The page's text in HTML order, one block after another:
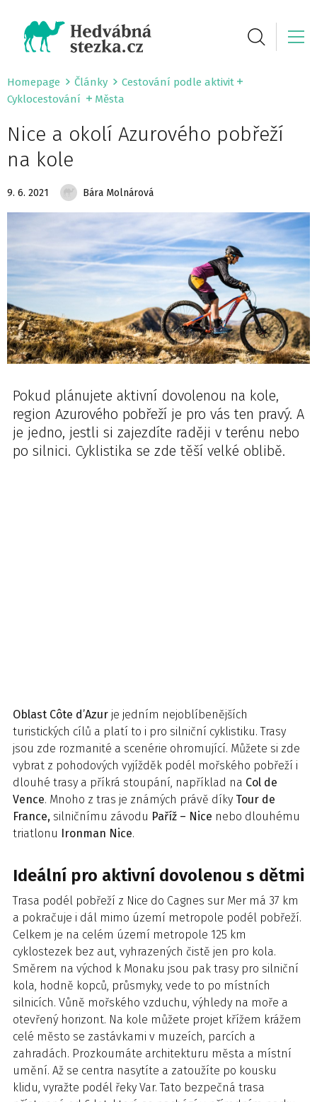
Homepage Články
Cestování podle aktivit
Cyklocestování
Města
Nice a okolí Azurového pobřeží
na kole
9. 6. 2021 Bára Molnárová
Pokud plánujete aktivní dovolenou na kole,
region Azurového pobřeží je pro vás ten pravý. A
je jedno, jestli si zajezdíte raději v terénu nebo
po silnici. Cyklistika se zde těší velké oblibě.
Oblast Côte d’Azur je jedním nejoblíbenějších
turistických cílů a platí to i pro silniční cyklistiku. Trasy
jsou zde rozmanité a scenérie ohromující. Můžete si zde
vybrat z pohodových vyjížděk podél mořského pobřeží i
dlouhé trasy a příkrá stoupání, například na Col de
Vence. Mnoho z tras je známých právě díky Tour de
France, silničnímu závodu Paříž – Nice nebo dlouhému
triatlonu Ironman Nice.
Ideální pro aktivní dovolenou s dětmi
Trasa podél pobřeží z Nice do Cagnes sur Mer má 37 km
a pokračuje i dál mimo území metropole podél pobřeží.
Celkem je na celém území metropole 125 km
cyklostezek bez aut, vyhrazených čistě jen pro kola.
Směrem na východ k Monaku jsou pak trasy pro silniční
kola, hodně kopců, průsmyky, vede to po místních
silnicích. Vůně mořského vzduchu, výhledy na moře a
otevřený horizont. Na kole můžete projet křížem krážem
celé město se zastávkami v muzeích, parcích a
zahradách. Prozkoumáte architekturu města a místní
umění. Až se centra nasytíte a zatoužíte po kousku
klidu, vyražte podél řeky Var. Tato bezpečná trasa